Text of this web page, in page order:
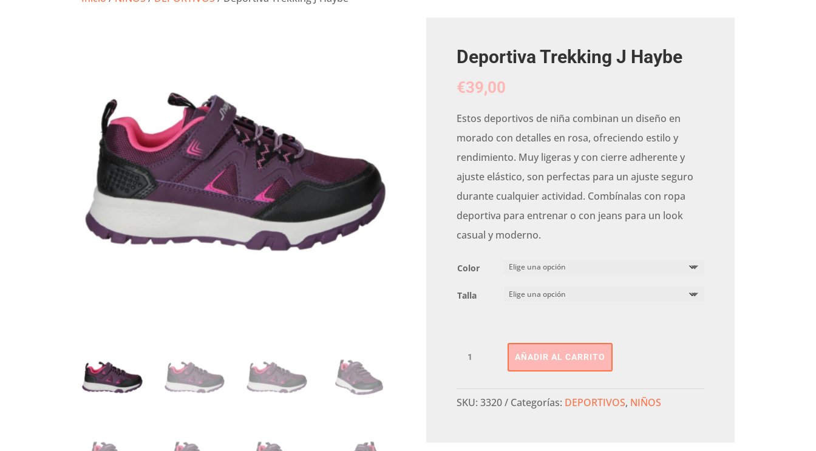
Deportiva Trekking J Haybe
€39,00
Estos deportivos de niña combinan un diseño en
morado con detalles en rosa, ofreciendo estilo y
rendimiento. Muy ligeras y con cierre adherente y
ajuste elástico, son perfectas para un ajuste seguro
durante cualquier actividad. Combínalas con ropa
deportiva para entrenar o con jeans para un look
casual y moderno.
Color
Talla
Trekking
cantidad
AÑADIR AL CARRITO
SKU: 3320 Categorías: DEPORTIVOS, NIÑOS